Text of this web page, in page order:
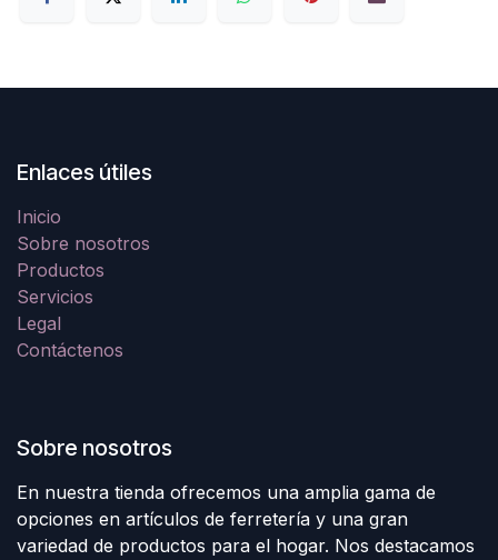
Enlaces útiles
Inicio
Sobre nosotros
Productos
Servicios
Legal
Contáctenos
Sobre nosotros
En nuestra tienda ofrecemos una amplia gama de
opciones en artículos de ferretería y una gran
variedad de productos para el hogar. Nos destacamos